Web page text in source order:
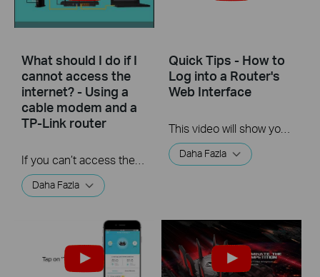
What should I do if I
cannot access the
internet? - Using a
cable modem and a
TP-Link router
Daha Fazla
Quick Tips - How to
Log into a Router's
Web Interface
This video will show you how to login to your TP-Link router's web interface
Daha Fazla